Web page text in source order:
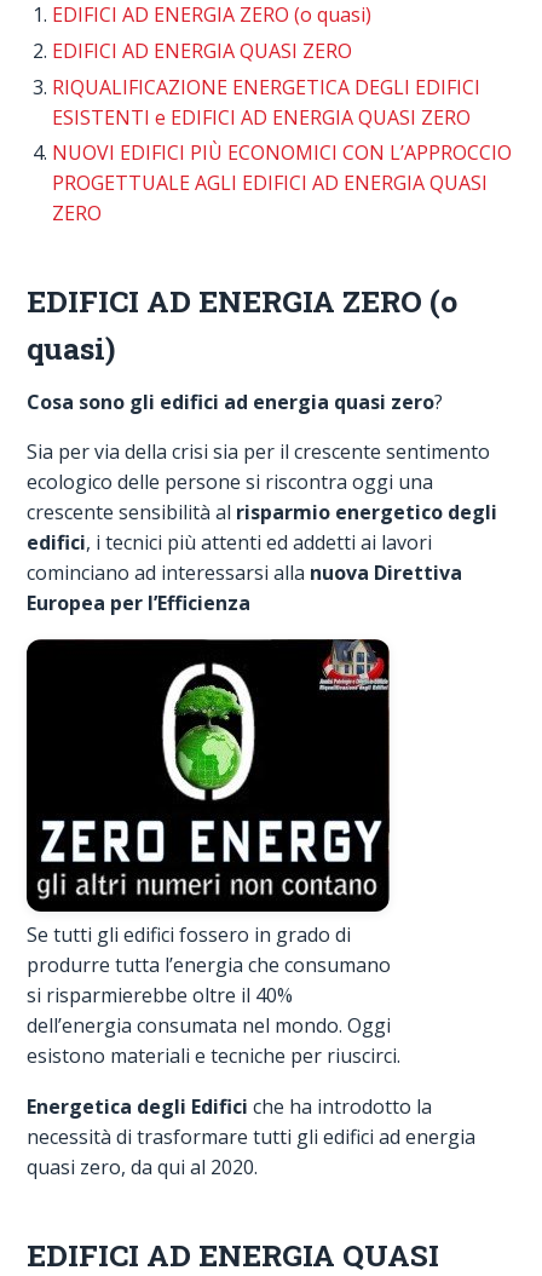
EDIFICI AD ENERGIA ZERO (o quasi)
EDIFICI AD ENERGIA QUASI ZERO
RIQUALIFICAZIONE ENERGETICA DEGLI EDIFICI
ESISTENTI e EDIFICI AD ENERGIA QUASI ZERO
NUOVI EDIFICI PIÙ ECONOMICI CON L’APPROCCIO
PROGETTUALE AGLI EDIFICI AD ENERGIA QUASI
ZERO
EDIFICI AD ENERGIA ZERO (o
quasi)
Cosa sono gli edifici ad energia quasi zero?
Sia per via della crisi sia per il crescente sentimento
ecologico delle persone si riscontra oggi una
crescente sensibilità al risparmio energetico degli
edifici, i tecnici più attenti ed addetti ai lavori
cominciano ad interessarsi alla nuova Direttiva
Europea per l’Efficienza
Se tutti gli edifici fossero in grado di
produrre tutta l’energia che consumano
si risparmierebbe oltre il 40%
dell’energia consumata nel mondo. Oggi
esistono materiali e tecniche per riuscirci.
Energetica degli Edifici che ha introdotto la
necessità di trasformare tutti gli edifici ad energia
quasi zero, da qui al 2020.
EDIFICI AD ENERGIA QUASI